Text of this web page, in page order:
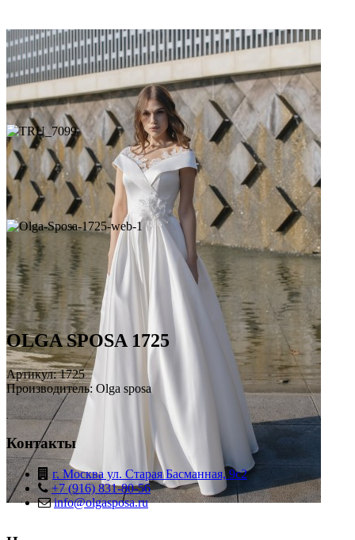
OLGA SPOSA 1725
Артикул: 1725
Производитель: Olga sposa
Контакты
г. Москва ул. Старая Басманная, 9с2
+7 (916) 831-80-56
info@olgasposa.ru